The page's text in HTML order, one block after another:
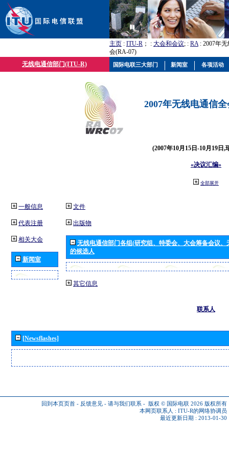
主页 : ITU-R ； : 大会和会议; : RA: 2007年
会(RA-07)
无线电通信部门(ITU-R)
2007年无线电通信
(2007年10月15日-10月19日,
«决议汇编»
全部展开
一般信息
代表注册
相关大会
新闻室
文件
出版物
无线电通信部门各组(研究组、特委会、大会筹备会议
的候选人
其它信息
联系人
[Newsflashes]
回到本页页首 - 反馈意见 - 请与我们联系 - 版权 © 国际电联 2026 版权所有
本网页联系人 : ITU-R的网络协调员
最近更新日期 : 2013-01-30
国际电联三大部门 新闻室 各项活动